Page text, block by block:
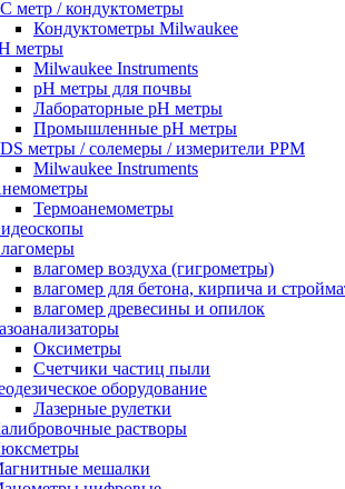
метр / кондуктометры
Кондуктометры Milwaukee
метры
Milwaukee Instruments
pH метры для почвы
Лабораторные pH метры
Промышленные pH метры
метры / солемеры / измерители PPM
Milwaukee Instruments
Термоанемометры
влагомер воздуха (гигрометры)
влагомер для бетона, кирпича и
влагомер древесины и опилок
Оксиметры
Счетчики частиц пыли
оборудование
Лазерные рулетки
растворы
мешалки